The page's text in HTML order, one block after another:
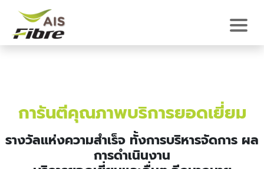
การันตีคุณภาพบริการยอดเยี่ยม
รางวัลแห่งความสำเร็จ ทั้งการบริหารจัดการ ผล
การดำเนินงาน